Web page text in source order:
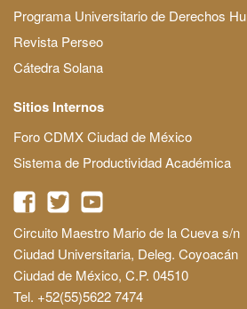
Programa Universitario de Derechos
Revista Perseo
Cátedra Solana
Sitios Internos
Foro CDMX Ciudad de México
Sistema de Productividad Académica
Circuito Maestro Mario de la Cueva s/n
Ciudad Universitaria, Deleg. Coyoacán
Ciudad de México, C.P. 04510
Tel. +52(55)5622 7474